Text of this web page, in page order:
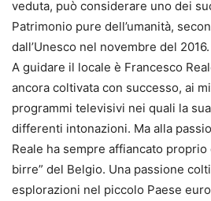
veduta, può considerare uno dei
Patrimonio pure dell’umanità,
dall’Unesco nel novembre del 2016.
A guidare il locale è Francesco
ancora coltivata con successo, ai
programmi televisivi nei quali la
differenti intonazioni. Ma alla
Reale ha sempre affiancato
birre” del Belgio. Una passione
esplorazioni nel piccolo Paese